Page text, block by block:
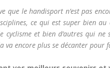
que le handisport n’est pas
ce qui est super bien
cyclisme et bien d’autres qui
va encore plus se décanter